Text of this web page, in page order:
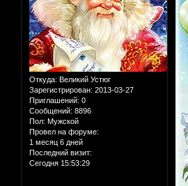
Откуда: Великий Устюг
Зарегистрирован: 2013-03-27
Приглашений: 0
Сообщений: 8896
Пол: Мужской
Провел на форуме:
1 месяц 6 дней
Последний визит:
Сегодня 15:53:29